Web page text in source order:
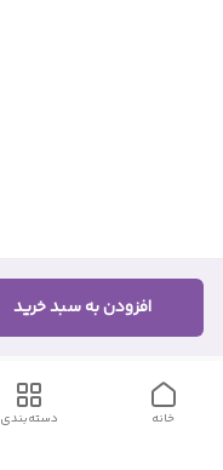
افزودن به سبد خرید
دسته‌بندی خانه